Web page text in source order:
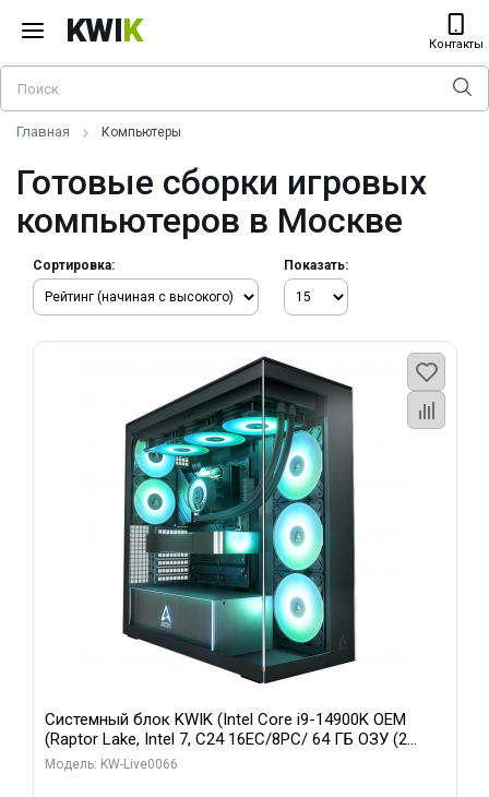
KWIK Контакты
Главная Компьютеры
Готовые сборки игровых
компьютеров в Москве
Сортировка: Показать:
Системный блок KWIK (Intel Core i9-14900K OEM
(Raptor Lake, Intel 7, C24 16EC/8PC/ 64 ГБ ОЗУ (2
модуля)/ Gigabyte RTX5080 XTREME WATERFORCE
Модель: KW-Live0066